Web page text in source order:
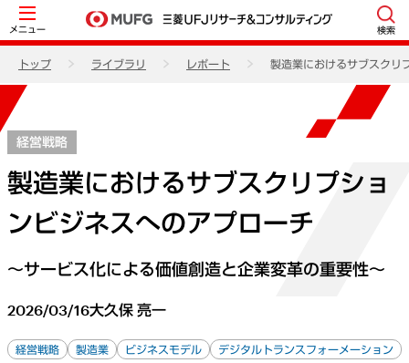
メニュー 検索
トップ ライブラリ レポート 製造業におけるサブスクリ
経営戦略
製造業におけるサブスクリプショ
ンビジネスへのアプローチ
～サービス化による価値創造と企業変革の重要性～
2026/03/16大久保 亮一
経営戦略 製造業 ビジネスモデル デジタルトランスフォーメーション